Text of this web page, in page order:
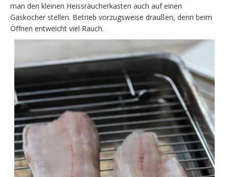
man den kleinen Heissräucherkasten auch auf einen
Gaskocher stellen. Betrieb vorzugsweise draußen, denn beim
Öffnen entweicht viel Rauch.